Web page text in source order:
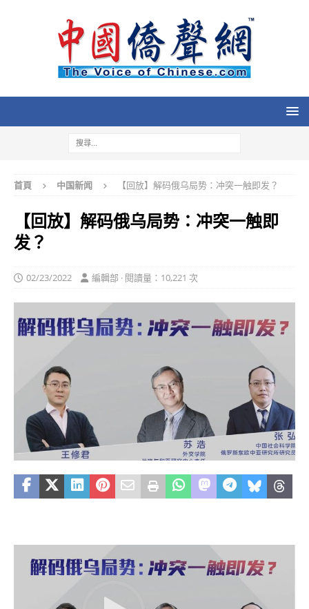
首頁 中国新闻 【回放】解码俄乌局势：冲突一触即发？
【回放】解码俄乌局势：冲突一触即
发？
02/23/2022 編輯部 · 閱讀量：10,221 次